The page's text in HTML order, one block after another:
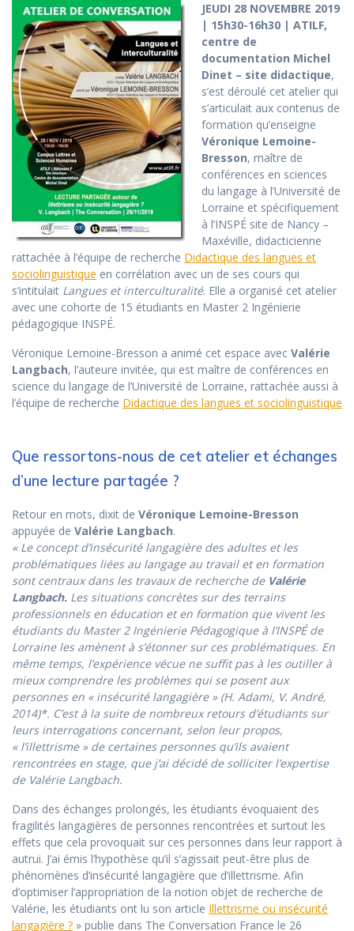
JEUDI 28 NOVEMBRE 2019
| 15h30-16h30 | ATILF,
centre de
documentation Michel
Dinet – site didactique,
s’est déroulé cet atelier qui
s’articulait aux contenus de
formation qu’enseigne
Véronique Lemoine-
Bresson, maître de
conférences en sciences
du langage à l’Université de
Lorraine et spécifiquement
à l’INSPÉ site de Nancy –
Maxéville, didacticienne
rattachée à l’équipe de recherche Didactique des langues et
sociolinguistique en corrélation avec un de ses cours qui
s’intitulait Langues et interculturalité. Elle a organisé cet atelier
avec une cohorte de 15 étudiants en Master 2 Ingénierie
pédagogique INSPÉ.
Véronique Lemoine-Bresson a animé cet espace avec Valérie
Langbach, l’auteure invitée, qui est maître de conférences en
science du langage de l’Université de Lorraine, rattachée aussi à
l’équipe de recherche Didactique des langues et sociolinguistique
Que ressortons-nous de cet atelier et échanges
d’une lecture partagée ?
Retour en mots, dixit de Véronique Lemoine-Bresson
appuyée de Valérie Langbach.
« Le concept d’insécurité langagière des adultes et les
problématiques liées au langage au travail et en formation
sont centraux dans les travaux de recherche de Valérie
Langbach. Les situations concrètes sur des terrains
professionnels en éducation et en formation que vivent les
étudiants du Master 2 Ingénierie Pédagogique à l’INSPÉ de
Lorraine les amènent à s’étonner sur ces problématiques. En
même temps, l’expérience vécue ne suffit pas à les outiller à
mieux comprendre les problèmes qui se posent aux
personnes en « insécurité langagière » (H. Adami, V. André,
2014)*. C’est à la suite de nombreux retours d’étudiants sur
leurs interrogations concernant, selon leur propos,
« l’illettrisme » de certaines personnes qu’ils avaient
rencontrées en stage, que j’ai décidé de solliciter l’expertise
de Valérie Langbach.
Dans des échanges prolongés, les étudiants évoquaient des
fragilités langagières de personnes rencontrées et surtout les
effets que cela provoquait sur ces personnes dans leur rapport à
autrui. J’ai émis l’hypothèse qu’il s’agissait peut-être plus de
phénomènes d’insécurité langagière que d’illettrisme. Afin
d’optimiser l’appropriation de la notion objet de recherche de
Valérie, les étudiants ont lu son article Illettrisme ou insécurité
langagière ? » publie dans The Conversation France le 26